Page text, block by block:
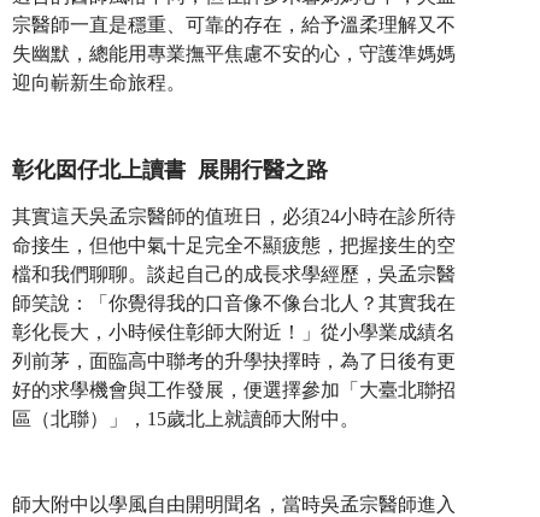
宗醫師一直是穩重、可靠的存在，給予溫柔理解又不
失幽默，總能用專業撫平焦慮不安的心，守護準媽媽
迎向嶄新生命旅程。
彰化囡仔北上讀書 展開行醫之路
其實這天吳孟宗醫師的值班日，必須24小時在診所待
命接生，但他中氣十足完全不顯疲態，把握接生的空
檔和我們聊聊。談起自己的成長求學經歷，吳孟宗醫
師笑說：「你覺得我的口音像不像台北人？其實我在
彰化長大，小時候住彰師大附近！」從小學業成績名
列前茅，面臨高中聯考的升學抉擇時，為了日後有更
好的求學機會與工作發展，便選擇參加「大臺北聯招
區（北聯）」，15歲北上就讀師大附中。
師大附中以學風自由開明聞名，當時吳孟宗醫師進入